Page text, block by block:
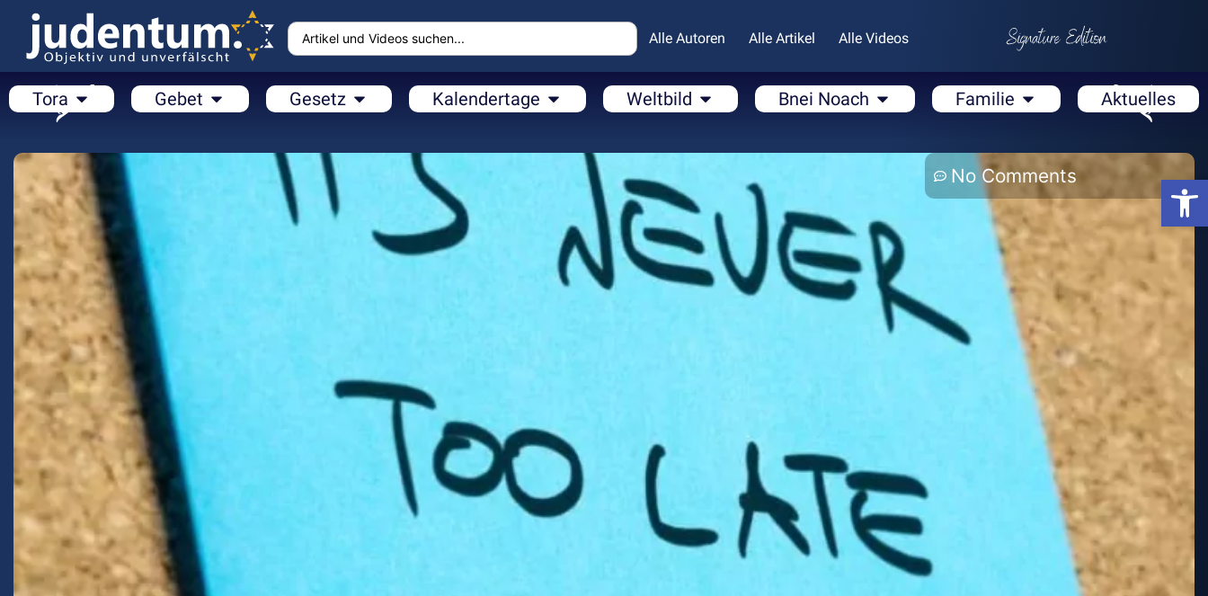
Alle Autoren Alle Artikel Alle Videos
Tora Gebet Gesetz Kalendertage Weltbild Bnei Noach Familie Aktuelles
No Comments